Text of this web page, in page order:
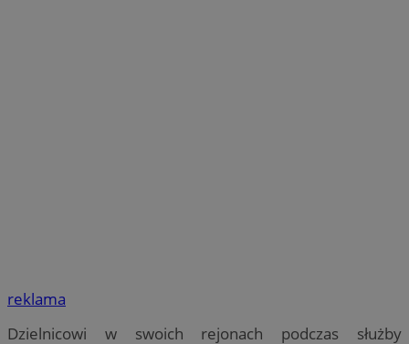
reklama
Dzielnicowi w swoich rejonach podczas służby